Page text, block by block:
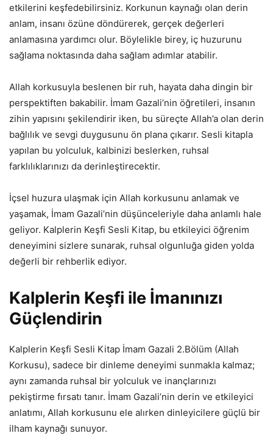
etkilerini keşfedebilirsiniz. Korkunun kaynağı olan derin
anlam, insanı özüne döndürerek, gerçek değerleri
anlamasına yardımcı olur. Böylelikle birey, iç huzurunu
sağlama noktasında daha sağlam adımlar atabilir.
Allah korkusuyla beslenen bir ruh, hayata daha dingin bir
perspektiften bakabilir. İmam Gazali’nin öğretileri, insanın
zihin yapısını şekilendirir iken, bu süreçte Allah’a olan derin
bağlılık ve sevgi duygusunu ön plana çıkarır. Sesli kitapla
yapılan bu yolculuk, kalbinizi beslerken, ruhsal
farklılıklarınızı da derinleştirecektir.
İçsel huzura ulaşmak için Allah korkusunu anlamak ve
yaşamak, İmam Gazali’nin düşünceleriyle daha anlamlı hale
geliyor. Kalplerin Keşfi Sesli Kitap, bu etkileyici öğrenim
deneyimini sizlere sunarak, ruhsal olgunluğa giden yolda
değerli bir rehberlik ediyor.
Kalplerin Keşfi ile İmanınızı
Güçlendirin
Kalplerin Keşfi Sesli Kitap İmam Gazali 2.Bölüm (Allah
Korkusu), sadece bir dinleme deneyimi sunmakla kalmaz;
aynı zamanda ruhsal bir yolculuk ve inançlarınızı
pekiştirme fırsatı tanır. İmam Gazali’nin derin ve etkileyici
anlatımı, Allah korkusunu ele alırken dinleyicilere güçlü bir
ilham kaynağı sunuyor.